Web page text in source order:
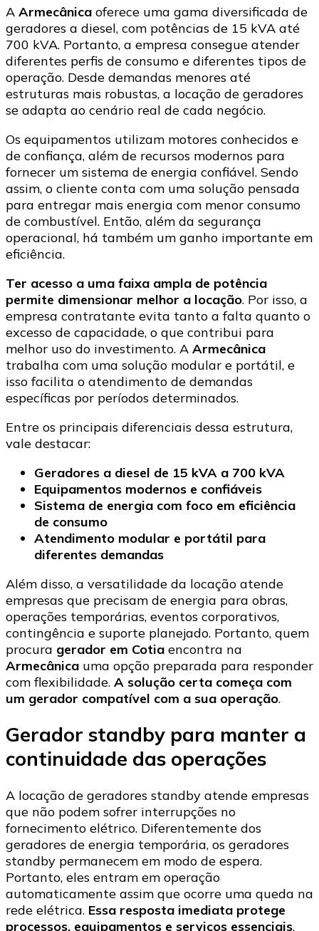
A Armecânica oferece uma gama diversificada de
geradores a diesel, com potências de 15 kVA até
700 kVA. Portanto, a empresa consegue atender
diferentes perfis de consumo e diferentes tipos de
operação. Desde demandas menores até
estruturas mais robustas, a locação de geradores
se adapta ao cenário real de cada negócio.
Os equipamentos utilizam motores conhecidos e
de confiança, além de recursos modernos para
fornecer um sistema de energia confiável. Sendo
assim, o cliente conta com uma solução pensada
para entregar mais energia com menor consumo
de combustível. Então, além da segurança
operacional, há também um ganho importante em
eficiência.
Ter acesso a uma faixa ampla de potência
permite dimensionar melhor a locação. Por isso, a
empresa contratante evita tanto a falta quanto o
excesso de capacidade, o que contribui para
melhor uso do investimento. A Armecânica
trabalha com uma solução modular e portátil, e
isso facilita o atendimento de demandas
específicas por períodos determinados.
Entre os principais diferenciais dessa estrutura,
vale destacar:
Geradores a diesel de 15 kVA a 700 kVA
Equipamentos modernos e confiáveis
Sistema de energia com foco em eficiência
de consumo
Atendimento modular e portátil para
diferentes demandas
Além disso, a versatilidade da locação atende
empresas que precisam de energia para obras,
operações temporárias, eventos corporativos,
contingência e suporte planejado. Portanto, quem
procura gerador em Cotia encontra na
Armecânica uma opção preparada para responder
com flexibilidade. A solução certa começa com
um gerador compatível com a sua operação.
Gerador standby para manter a
continuidade das operações
A locação de geradores standby atende empresas
que não podem sofrer interrupções no
fornecimento elétrico. Diferentemente dos
geradores de energia temporária, os geradores
standby permanecem em modo de espera.
Portanto, eles entram em operação
automaticamente assim que ocorre uma queda na
rede elétrica. Essa resposta imediata protege
processos, equipamentos e serviços essenciais.